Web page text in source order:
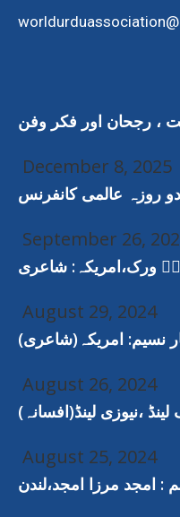
، رجحان اور فکر وفن
December 8, 2025
روزہ عالمی کانفرنس
September 26,
ورک،امریکہ: شاعری
August 29, 2024
نسیم: امریکہ(شاعری)
August 26, 2024
،نیوزی لینڈ(افسانہ)
August 25, 2024
: امجد مرزا امجد،لندن